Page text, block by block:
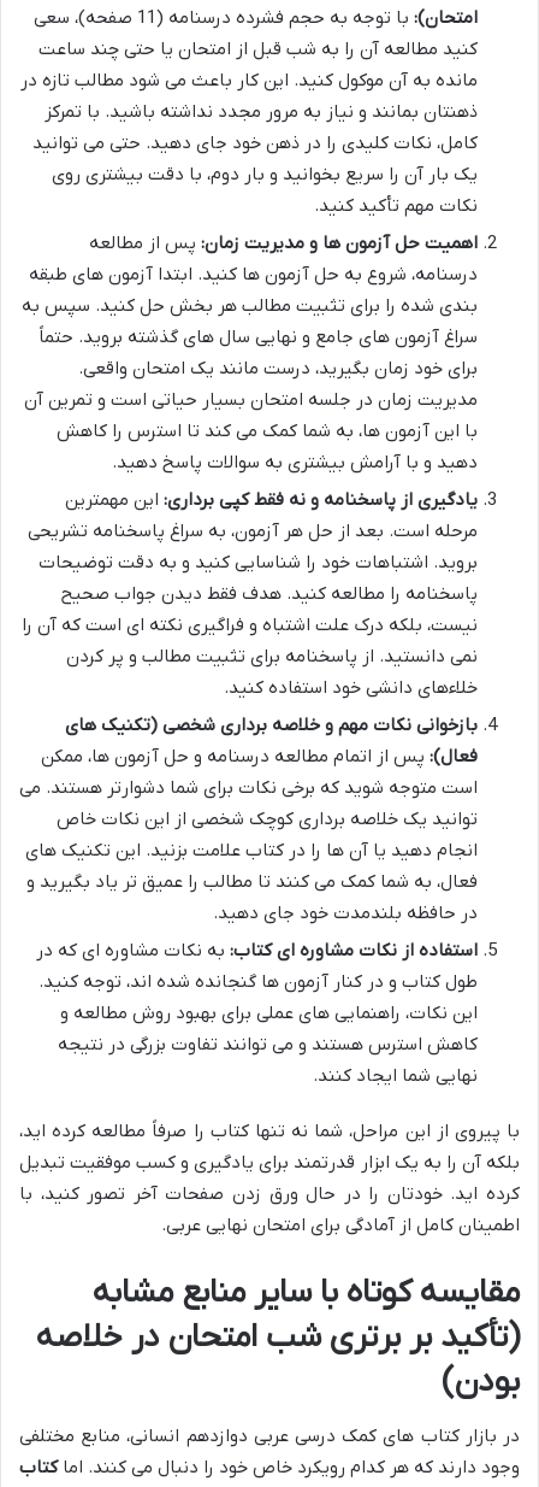
امتحان):
با توجه به حجم فشرده درسنامه (11 صفحه)، سعی
کنید مطالعه آن را به شب قبل از امتحان یا حتی چند ساعت
مانده به آن موکول کنید. این کار باعث می شود مطالب تازه در
ذهنتان بمانند و نیاز به مرور مجدد نداشته باشید. با تمرکز
کامل، نکات کلیدی را در ذهن خود جای دهید. حتی می توانید
یک بار آن را سریع بخوانید و بار دوم، با دقت بیشتری روی
نکات مهم تأکید کنید.
اهمیت حل آزمون ها و مدیریت زمان: پس از مطالعه
درسنامه، شروع به حل آزمون ها کنید. ابتدا آزمون های طبقه
بندی شده را برای تثبیت مطالب هر بخش حل کنید. سپس به
سراغ آزمون های جامع و نهایی سال های گذشته بروید. حتماً
برای خود زمان بگیرید، درست مانند یک امتحان واقعی.
مدیریت زمان در جلسه امتحان بسیار حیاتی است و تمرین آن
با این آزمون ها، به شما کمک می کند تا استرس را کاهش
دهید و با آرامش بیشتری به سوالات پاسخ دهید.
یادگیری از پاسخنامه و نه فقط کپی برداری: این مهمترین
مرحله است. بعد از حل هر آزمون، به سراغ پاسخنامه تشریحی
بروید. اشتباهات خود را شناسایی کنید و به دقت توضیحات
پاسخنامه را مطالعه کنید. هدف فقط دیدن جواب صحیح
نیست، بلکه درک علت اشتباه و فراگیری نکته ای است که آن را
نمی دانستید. از پاسخنامه برای تثبیت مطالب و پر کردن
خلاءهای دانشی خود استفاده کنید.
بازخوانی نکات مهم و خلاصه برداری شخصی (تکنیک های
فعال): پس از اتمام مطالعه درسنامه و حل آزمون ها، ممکن
است متوجه شوید که برخی نکات برای شما دشوارتر هستند. می
توانید یک خلاصه برداری کوچک شخصی از این نکات خاص
انجام دهید یا آن ها را در کتاب علامت بزنید. این تکنیک های
فعال، به شما کمک می کنند تا مطالب را عمیق تر یاد بگیرید و
در حافظه بلندمدت خود جای دهید.
استفاده از نکات مشاوره ای کتاب: به نکات مشاوره ای که در
طول کتاب و در کنار آزمون ها گنجانده شده اند، توجه کنید.
این نکات، راهنمایی های عملی برای بهبود روش مطالعه و
کاهش استرس هستند و می توانند تفاوت بزرگی در نتیجه
نهایی شما ایجاد کنند.
با پیروی از این مراحل، شما نه تنها کتاب را صرفاً مطالعه کرده اید،
بلکه آن را به یک ابزار قدرتمند برای یادگیری و کسب موفقیت تبدیل
کرده اید. خودتان را در حال ورق زدن صفحات آخر تصور کنید، با
اطمینان کامل از آمادگی برای امتحان نهایی عربی.
مقایسه کوتاه با سایر منابع مشابه
(تأکید بر برتری شب امتحان در خلاصه
بودن)
در بازار کتاب های کمک درسی عربی دوازدهم انسانی، منابع مختلفی
وجود دارند که هر کدام رویکرد خاص خود را دنبال می کنند. اماکتاب